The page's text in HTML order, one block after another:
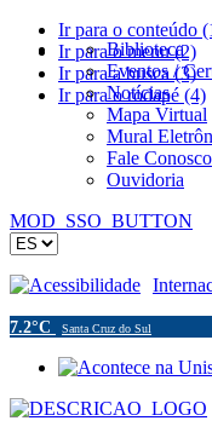
Ir para o conteúdo
Ir para o menu (2)
Ir para a busca (3)
Ir para o rodapé (4)
Biblioteca
Eventos /
Notícias
Mapa Virtual
Mural
Fale Conosco
Ouvidoria
MOD_SSO_BUTTON
Acessibilidade
7.2°C Santa Cruz do Sul